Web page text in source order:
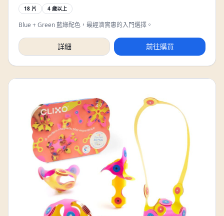
18 片 4 歲以上
Blue + Green 藍綠配色，最經濟實惠的入門選擇。
詳細 前往購買